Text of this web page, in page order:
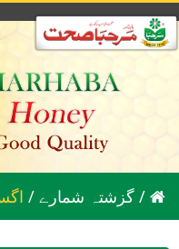
/
/ گزشتہ شمارے